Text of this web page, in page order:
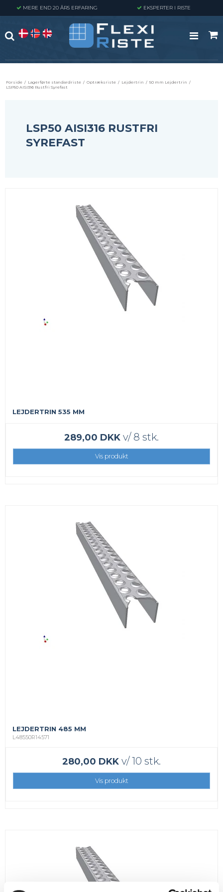
MERE END 20 ÅRS ERFARING EKSPERTER I RISTE
Forside / Lagerførte standardriste / Optræksriste / Lejdertrin / 50 mm Lejdertrin /
LSP50 AISI316 Rustfri Syrefast
LSP50 AISI316 RUSTFRI
SYREFAST
LEJDERTRIN 535 MM
289,00 DKK v/ 8 stk.
Vis produkt
LEJDERTRIN 485 MM
L48550R14571
280,00 DKK v/ 10 stk.
Vis produkt